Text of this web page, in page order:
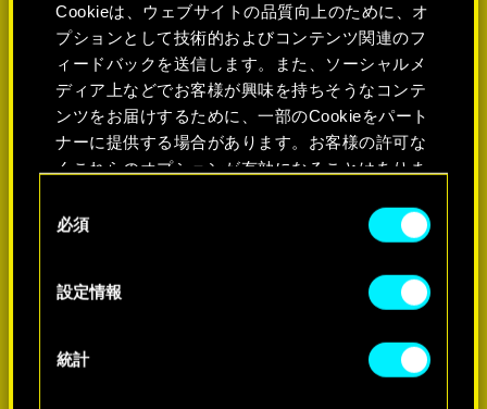
Cookieは、ウェブサイトの品質向上のために、オ
プションとして技術的およびコンテンツ関連のフ
ィードバックを送信します。また、ソーシャルメ
ディア上などでお客様が興味を持ちそうなコンテ
ンツをお届けするために、一部のCookieをパート
ナーに提供する場合があります。お客様の許可な
くこれらのオプションが有効になることはありま
Cookieの使用およびパフォーマンスの変更点に関
する詳細は、下記の「設定」メニューでご確認く
ださい。
必須
設定情報
統計